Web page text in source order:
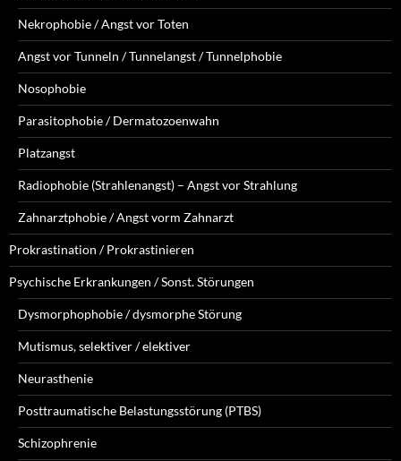
Nekrophobie / Angst vor Toten
Angst vor Tunneln / Tunnelangst / Tunnelphobie
Nosophobie
Parasitophobie / Dermatozoenwahn
Platzangst
Radiophobie (Strahlenangst) – Angst vor Strahlung
Zahnarztphobie / Angst vorm Zahnarzt
Prokrastination / Prokrastinieren
Psychische Erkrankungen / Sonst. Störungen
Dysmorphophobie / dysmorphe Störung
Mutismus, selektiver / elektiver
Neurasthenie
Posttraumatische Belastungsstörung (PTBS)
Schizophrenie